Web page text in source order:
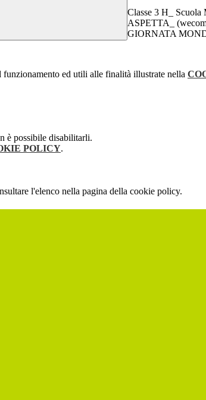
Classe 3 H_
ASPETTA_
GIORNATA
ed utili alle finalità illustrate nella
è possibile disabilitarli.
POLICY.
l'elenco nella pagina della cookie policy.